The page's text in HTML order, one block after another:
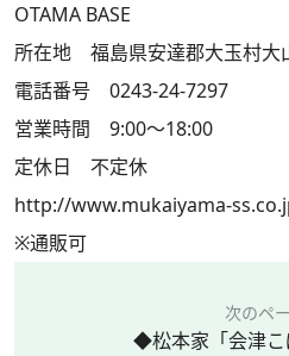
OTAMA BASE
所在地 福島県安達郡大玉村大
電話番号 0243-24-7297
営業時間 9:00～18:00
定休日 不定休
http://www.mukaiyama-
※通販可
次のペ
◆松本家「会津こ